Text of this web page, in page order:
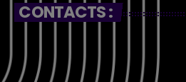
CONTACTS :